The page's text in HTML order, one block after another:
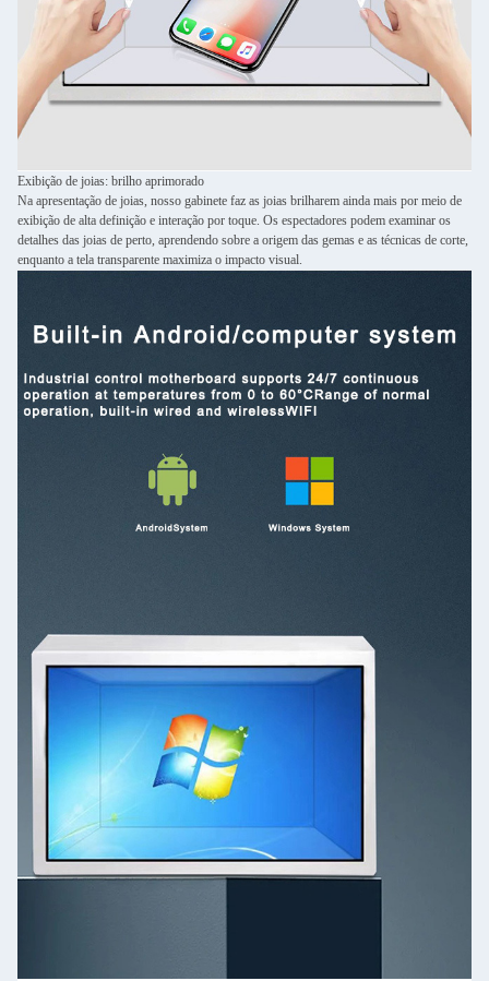
Exibição de joias: brilho aprimorado
Na apresentação de joias, nosso gabinete faz as joias brilharem ainda mais por meio de
exibição de alta definição e interação por toque. Os espectadores podem examinar os
detalhes das joias de perto, aprendendo sobre a origem das gemas e as técnicas de corte,
enquanto a tela transparente maximiza o impacto visual.